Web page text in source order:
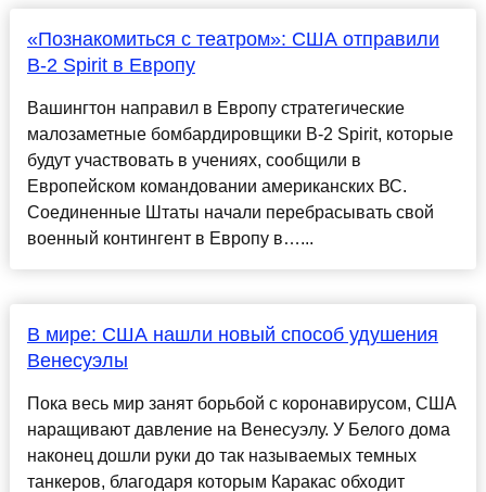
«Познакомиться с театром»: США отправили
B-2 Spirit в Европу
Вашингтон направил в Европу стратегические
малозаметные бомбардировщики B-2 Spirit, которые
будут участвовать в учениях, сообщили в
Европейском командовании американских ВС.
Соединенные Штаты начали перебрасывать свой
военный контингент в Европу в…...
В мире: США нашли новый способ удушения
Венесуэлы
Пока весь мир занят борьбой с коронавирусом, США
наращивают давление на Венесуэлу. У Белого дома
наконец дошли руки до так называемых темных
танкеров, благодаря которым Каракас обходит